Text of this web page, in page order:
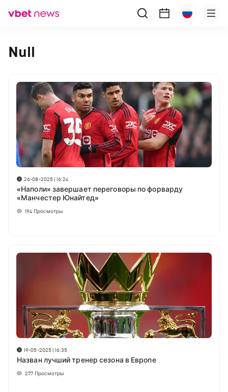
Null
26-08-2025 | 16:24
«Наполи» завершает переговоры по форварду
«Манчестер Юнайтед»
194 Просмотры
19-05-2025 | 16:35
Назван лучший тренер сезона в Европе
277 Просмотры